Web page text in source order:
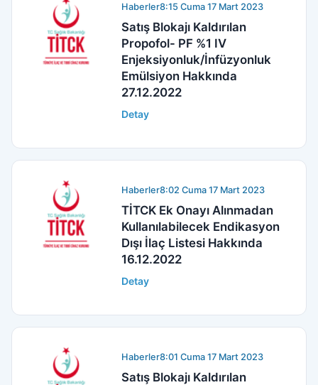
Haberler8:15 Cuma 17 Mart 2023
Satış Blokajı Kaldırılan
Propofol- PF %1 IV
Enjeksiyonluk/İnfüzyonluk
Emülsiyon Hakkında
27.12.2022
Detay
Haberler8:02 Cuma 17 Mart 2023
TİTCK Ek Onayı Alınmadan
Kullanılabilecek Endikasyon
Dışı İlaç Listesi Hakkında
16.12.2022
Detay
Haberler8:01 Cuma 17 Mart 2023
Satış Blokajı Kaldırılan